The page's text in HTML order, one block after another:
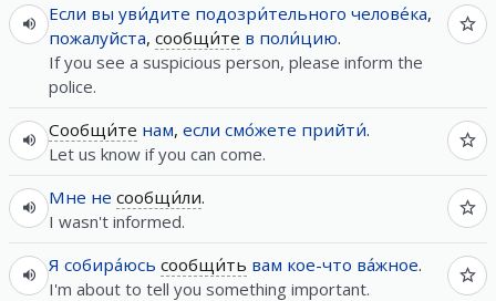
Если вы уви́дите подозри́тельного челове́ка,
пожалуйста, сообщи́те в поли́цию.
If you see a suspicious person, please inform the
police.
Сообщи́те нам, если смо́жете прийти́.
Let us know if you can come.
Мне не сообщи́ли.
I wasn't informed.
Я собира́юсь сообщи́ть вам кое-что ва́жное.
I'm about to tell you something important.